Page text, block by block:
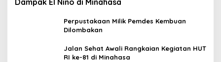
Perpustakaan Milik Pemdes Kembuan
Dilombakan
Jalan Sehat Awali Rangkaian Kegiatan HUT
RI ke-81 di Minahasa